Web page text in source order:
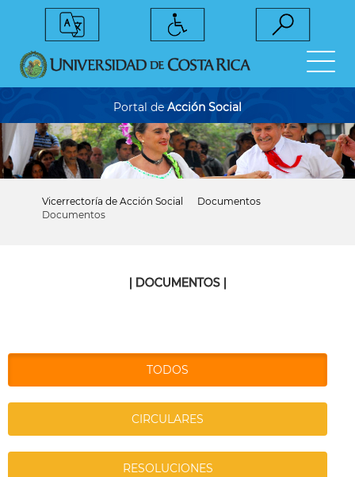
Portal de Acción Social
Sobrescribir
Vicerrectoría de Acción Social
Documentos
Documentos
| DOCUMENTOS |
TODOS
CIRCULARES
RESOLUCIONES